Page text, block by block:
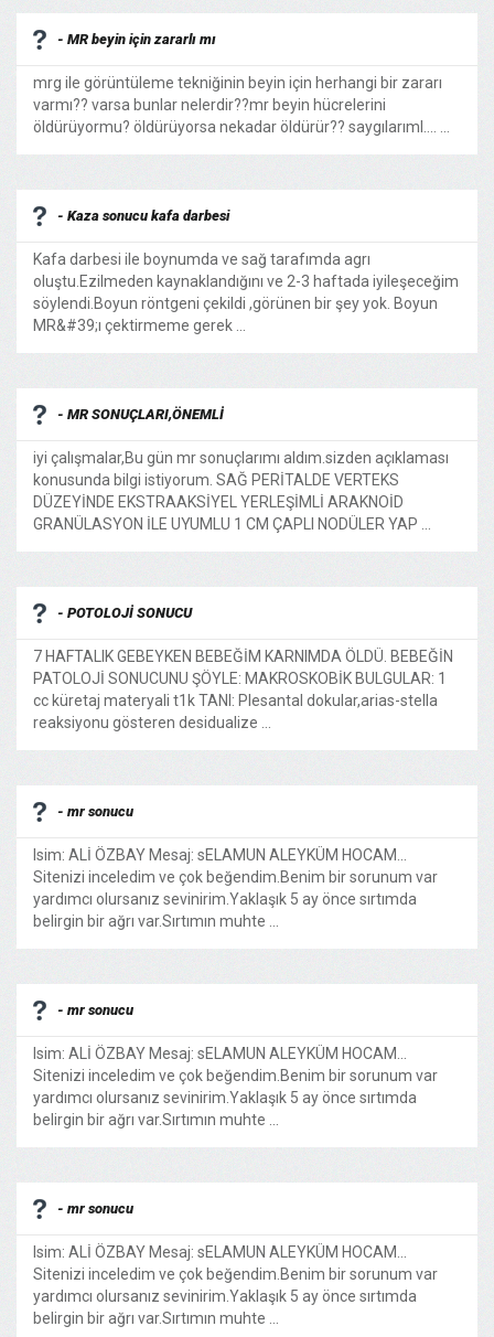
- MR beyin için zararlı mı
mrg ile görüntüleme tekniğinin beyin için herhangi bir zararı
varmı?? varsa bunlar nelerdir??mr beyin hücrelerini
öldürüyormu? öldürüyorsa nekadar öldürür?? saygılarıml.... ...
- Kaza sonucu kafa darbesi
Kafa darbesi ile boynumda ve sağ tarafımda agrı
oluştu.Ezilmeden kaynaklandığını ve 2-3 haftada iyileşeceğim
söylendi.Boyun röntgeni çekildi ,görünen bir şey yok. Boyun
MR&#39;ı çektirmeme gerek ...
- MR SONUÇLARI,ÖNEMLİ
iyi çalışmalar,Bu gün mr sonuçlarımı aldım.sizden açıklaması
konusunda bilgi istiyorum. SAĞ PERİTALDE VERTEKS
DÜZEYİNDE EKSTRAAKSİYEL YERLEŞİMLİ ARAKNOİD
GRANÜLASYON İLE UYUMLU 1 CM ÇAPLI NODÜLER YAP ...
- POTOLOJİ SONUCU
7 HAFTALIK GEBEYKEN BEBEĞİM KARNIMDA ÖLDÜ. BEBEĞİN
PATOLOJİ SONUCUNU ŞÖYLE: MAKROSKOBİK BULGULAR: 1
cc küretaj materyali t1k TANI: Plesantal dokular,arias-stella
reaksiyonu gösteren desidualize ...
- mr sonucu
Isim: ALİ ÖZBAY Mesaj: sELAMUN ALEYKÜM HOCAM...
Sitenizi inceledim ve çok beğendim.Benim bir sorunum var
yardımcı olursanız sevinirim.Yaklaşık 5 ay önce sırtımda
belirgin bir ağrı var.Sırtımın muhte ...
- mr sonucu
Isim: ALİ ÖZBAY Mesaj: sELAMUN ALEYKÜM HOCAM...
Sitenizi inceledim ve çok beğendim.Benim bir sorunum var
yardımcı olursanız sevinirim.Yaklaşık 5 ay önce sırtımda
belirgin bir ağrı var.Sırtımın muhte ...
- mr sonucu
Isim: ALİ ÖZBAY Mesaj: sELAMUN ALEYKÜM HOCAM...
Sitenizi inceledim ve çok beğendim.Benim bir sorunum var
yardımcı olursanız sevinirim.Yaklaşık 5 ay önce sırtımda
belirgin bir ağrı var.Sırtımın muhte ...